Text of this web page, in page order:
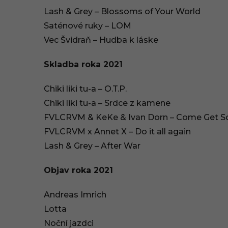
Lash & Grey – Blossoms of Your World
Saténové ruky – LOM
Vec Švidraň – Hudba k láske
Skladba roka 2021
Chiki liki tu-a – O.T.P.
Chiki liki tu-a – Srdce z kamene
FVLCRVM & KeKe & Ivan Dorn – Come Get
FVLCRVM x Annet X – Do it all again
Lash & Grey – After War
Objav roka 2021
Andreas Imrich
Lotta
Noční jazdci